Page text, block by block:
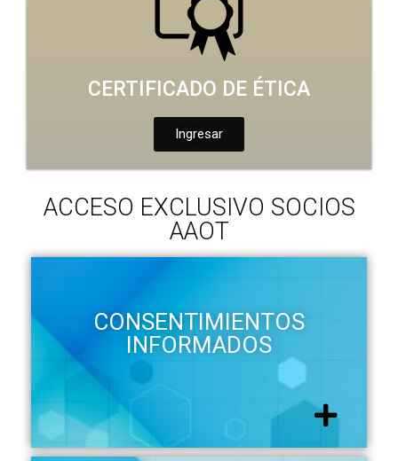
CERTIFICADO DE ÉTICA
Ingresar
ACCESO EXCLUSIVO SOCIOS
AAOT
CONSENTIMIENTOS
INFORMADOS